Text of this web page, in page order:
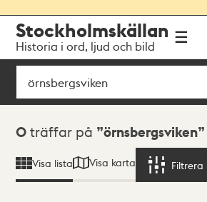
navigationen
huvudinnehållet
Stockholmskällan
Historia i ord, ljud och bild
Sök
Sökresultat
0 träffar på örnsbergsviken
Visa lista Visa karta Filtrera